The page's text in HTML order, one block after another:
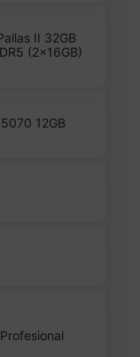
II 32GB
(2x16GB)
12GB